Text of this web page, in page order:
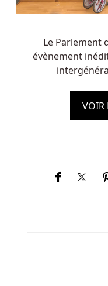
Le Parlement
évènement
VOIR